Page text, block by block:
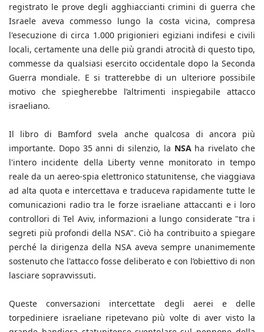
registrato le prove degli agghiaccianti crimini di guerra che
Israele aveva commesso lungo la costa vicina, compresa
l'esecuzione di circa 1.000 prigionieri egiziani indifesi e civili
locali, certamente una delle più grandi atrocità di questo tipo,
commesse da qualsiasi esercito occidentale dopo la Seconda
Guerra mondiale. E si tratterebbe di un ulteriore possibile
motivo che spiegherebbe l’altrimenti inspiegabile attacco
israeliano.
Il libro di Bamford svela anche qualcosa di ancora più
importante. Dopo 35 anni di silenzio, la NSA ha rivelato che
l'intero incidente della Liberty venne monitorato in tempo
reale da un aereo-spia elettronico statunitense, che viaggiava
ad alta quota e intercettava e traduceva rapidamente tutte le
comunicazioni radio tra le forze israeliane attaccanti e i loro
controllori di Tel Aviv, informazioni a lungo considerate "tra i
segreti più profondi della NSA". Ciò ha contribuito a spiegare
perché la dirigenza della NSA aveva sempre unanimemente
sostenuto che l'attacco fosse deliberato e con l’obiettivo di non
lasciare sopravvissuti.
Queste conversazioni intercettate degli aerei e delle
torpediniere israeliane ripetevano più volte di aver visto la